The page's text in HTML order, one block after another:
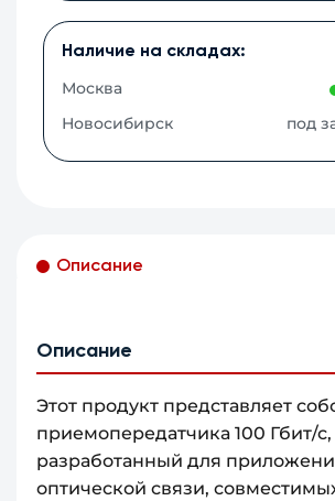
Наличие на складах:
Москва
Новосибирск
под
Описание
Описание
Этот продукт представляет
приемопередатчика 100 Гбит/с,
разработанный для
оптической связи,